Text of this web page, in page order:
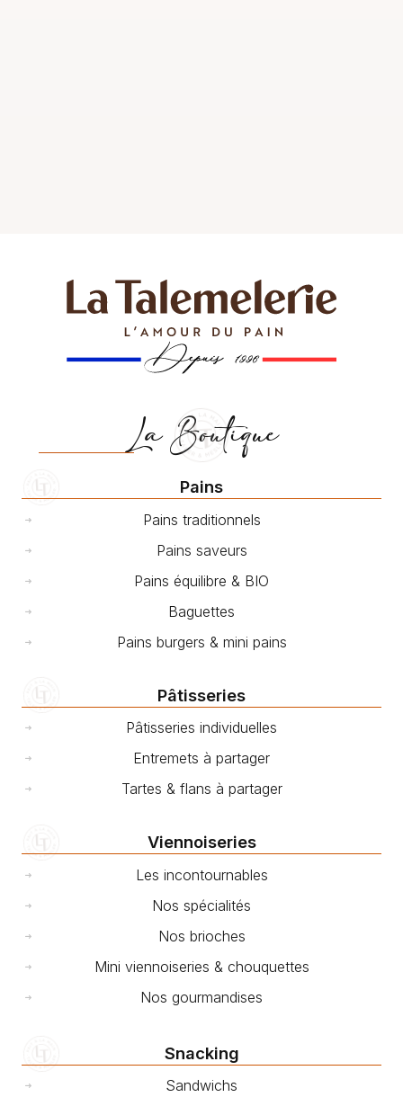
La Boutique
Pains
Pains traditionnels
Pains saveurs
Pains équilibre & BIO
Baguettes
Pains burgers & mini pains
Pâtisseries
Pâtisseries individuelles
Entremets à partager
Tartes & flans à partager
Viennoiseries
Les incontournables
Nos spécialités
Nos brioches
Mini viennoiseries & chouquettes
Nos gourmandises
Snacking
Sandwichs